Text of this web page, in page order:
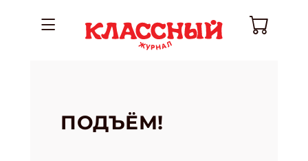
ПОДЪЁМ!